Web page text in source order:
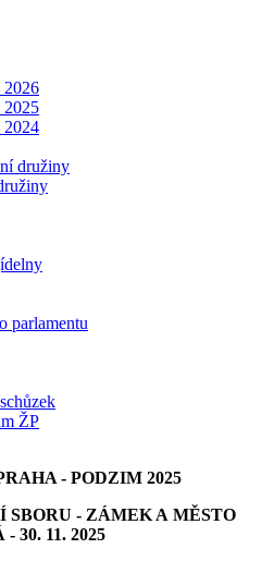
2026
2025
2024
družiny
parlamentu
ŽP
- PODZIM 2025
SBORU - ZÁMEK A MĚSTO
30. 11. 2025